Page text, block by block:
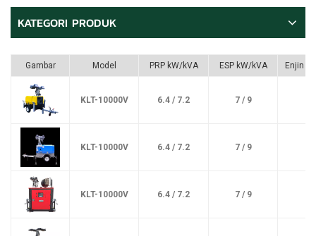
KATEGORI PRODUK
Gambar Model PRP kW/kVA ESP kW/kVA Enjin
KLT-10000V 6.4 / 7.2 7 / 9
KLT-10000V 6.4 / 7.2 7 / 9
KLT-10000V 6.4 / 7.2 7 / 9